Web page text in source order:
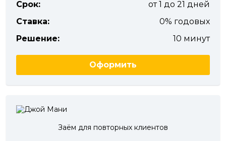
Срок:
от 1 до 21 дней
Ставка:
0% годовых
Решение:
10 минут
Оформить
Заём для повторных клиентов